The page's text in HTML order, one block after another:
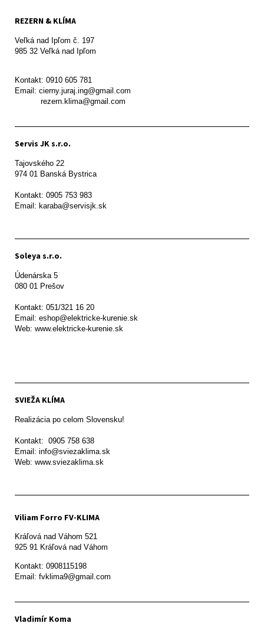
REZERN & KLÍMA
Veľká nad Ipľom č. 197
985 32 Veľká nad Ipľom
Kontakt: 0910 605 781
Email: cierny.juraj.ing@gmail.com
           rezern.klima@gmail.com
Servis JK s.r.o.
Tajovského 22
974 01 Banská Bystrica
Kontakt: 0905 753 983
Email: karaba@servisjk.sk
Soleya s.r.o.
Údenárska 5
080 01 Prešov
Kontakt: 051/321 16 20
Email: eshop@elektricke-kurenie.sk
Web: www.elektricke-kurenie.sk
SVIEŽA KLÍMA
Realizácia po celom Slovensku!
Kontakt:  0905 758 638
Email: info@sviezaklima.sk
Web: www.sviezaklima.sk
Viliam Forro FV-KLIMA
Kráľová nad Váhom 521
Kontakt: 0908115198
Email: fvklima9@gmail.com
Vladimír Koma